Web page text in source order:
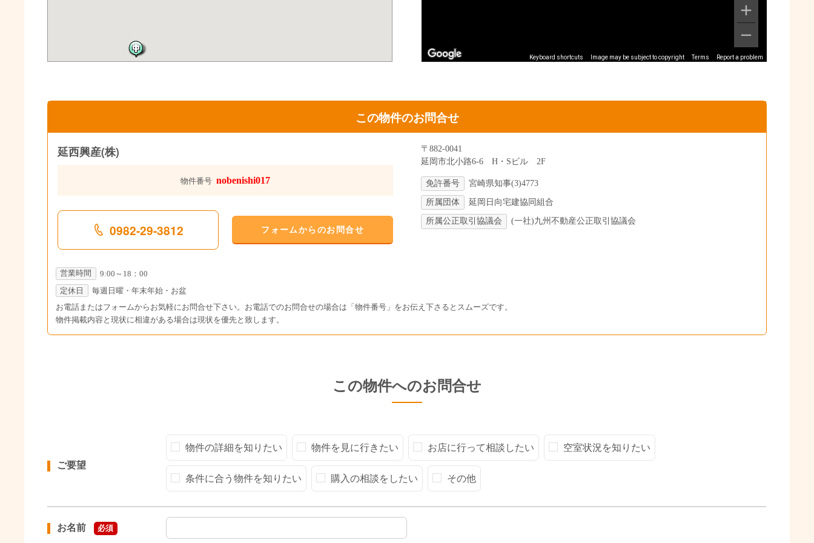
Keyboard shortcuts Image may be subject to copyright Terms Report a problem
この物件のお問合せ
延西興産(株)
物件番号 nobenishi017
0982-29-3812 フォームからのお問合せ
〒882-0041
延岡市北小路6-6 H・Sビル 2F
免許番号 宮崎県知事(3)4773
所属団体 延岡日向宅建協同組合
所属公正取引協議会 (一社)九州不動産公正取引協議会
営業時間 9:00～18：00
定休日
毎週日曜・年末年始・お盆
お電話またはフォームからお気軽にお問合せ下さい。お電話でのお問合せの場合は「物件番号」をお伝え下さるとスムーズです。
物件掲載内容と現状に相違がある場合は現状を優先と致します。
この物件へのお問合せ
ご要望
物件の詳細を知りたい 物件を見に行きたい お店に行って相談したい 空室状況を知りたい
条件に合う物件を知りたい 購入の相談をしたい その他
お名前 必須